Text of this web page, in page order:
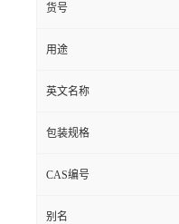
货号
用途
英文名称
包装规格
CAS编号
别名